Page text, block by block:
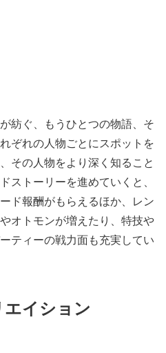
紡ぐ、もうひとつの物語、そ
ぞれの人物ごとにスポットを
その人物をより深く知ること
ストーリーを進めていくと、
ド報酬がもらえるほか、レン
オトモンが増えたり、特技や
ティーの戦力面も充実してい
イション